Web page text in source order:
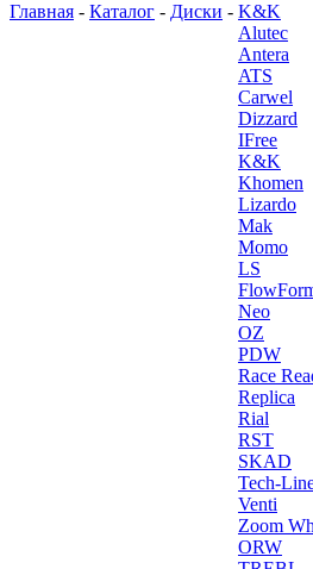
Главная - Каталог - Диски - K&K
Alutec
Antera
ATS
Carwel
Dizzard
IFree
K&K
Khomen
Lizardo
Mak
Momo
LS
Neo
OZ
PDW
Race
Replica
Rial
RST
SKAD
Tech-
Venti
Zoom
ORW